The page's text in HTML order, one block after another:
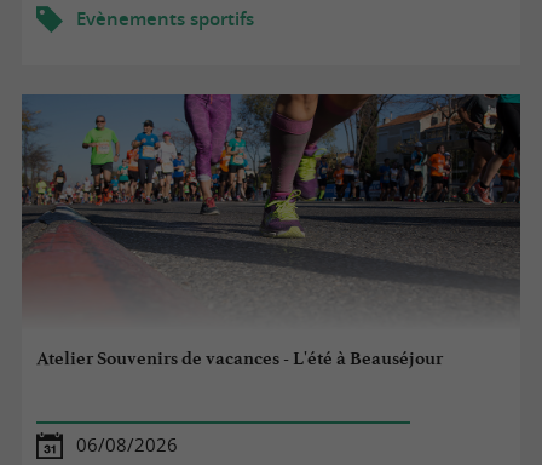
Evènements sportifs
Atelier Souvenirs de vacances - L'été à Beauséjour
06/08/2026